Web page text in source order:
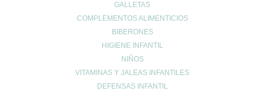
GALLETAS
COMPLEMENTOS ALIMENTICIOS
BIBERONES
HIGIENE INFANTIL
NIÑOS
VITAMINAS Y JALEAS INFANTILES
DEFENSAS INFANTIL
Entradas recientes
¿Tienes el ácido úrico alto? Todo lo que debes saber sobre la
Creatina: El secreto para maximizar tu rendimiento y cuidar tu
EXCESOS NAVIDEÑOS